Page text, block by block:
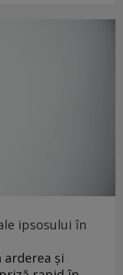
ipsosului în
și